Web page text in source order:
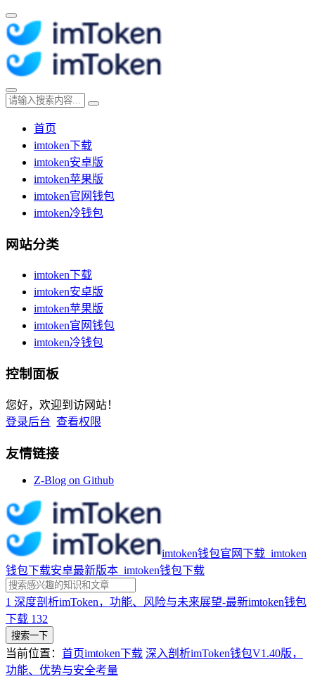
首页
imtoken下载
imtoken安卓版
imtoken苹果版
imtoken官网钱包
imtoken冷钱包
网站分类
imtoken下载
imtoken安卓版
imtoken苹果版
imtoken官网钱包
imtoken冷钱包
控制面板
您好，欢迎到访网站！
登录后台 查看权限
友情链接
Z-Blog on Github
imtoken钱包官网下载_imtoken
钱包下载安卓最新版本_imtoken钱包下载
1 深度剖析imToken，功能、风险与未来展望-最新imtoken钱包
下载 132
搜索一下
当前位置： 首页imtoken下载 深入剖析imToken钱包V1.40版，
功能、优势与安全考量